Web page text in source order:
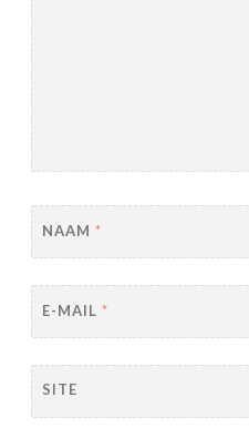
NAAM *
E-MAIL *
SITE